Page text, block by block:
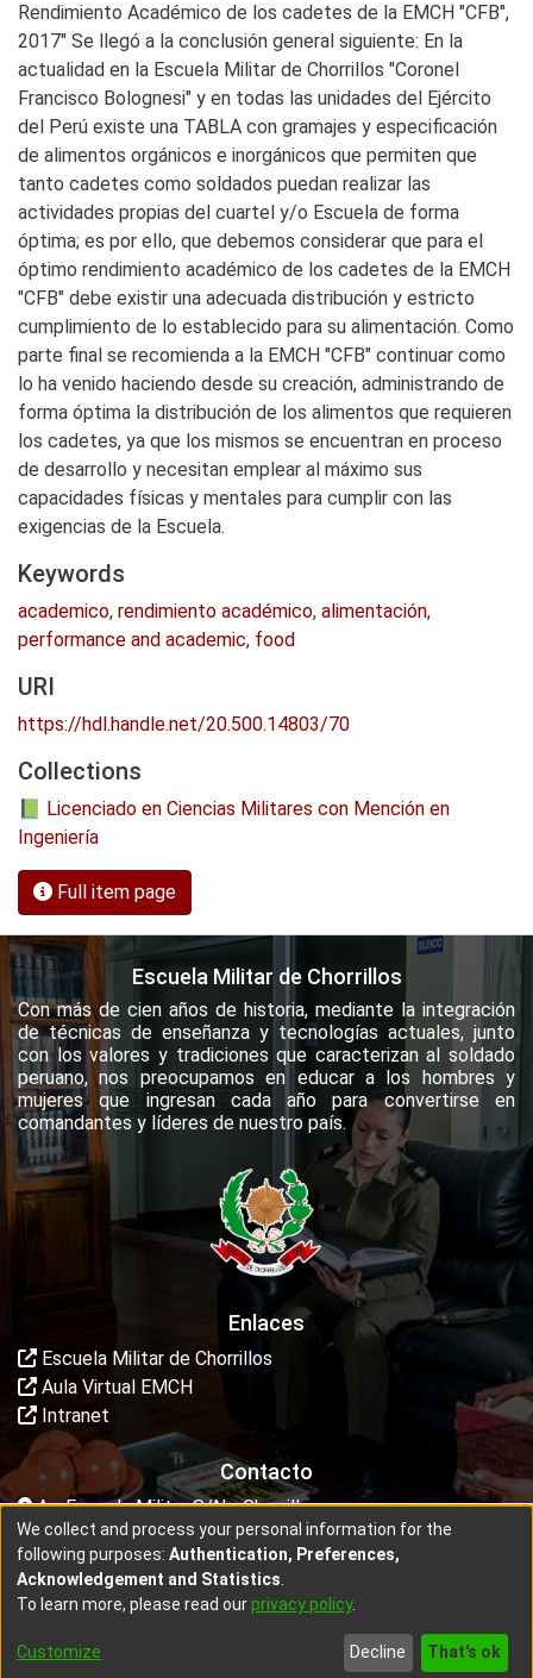
Rendimiento Académico de los cadetes de la EMCH "CFB",
2017" Se llegó a la conclusión general siguiente: En la
actualidad en la Escuela Militar de Chorrillos "Coronel
Francisco Bolognesi" y en todas las unidades del Ejército
del Perú existe una TABLA con gramajes y especificación
de alimentos orgánicos e inorgánicos que permiten que
tanto cadetes como soldados puedan realizar las
actividades propias del cuartel y/o Escuela de forma
óptima; es por ello, que debemos considerar que para el
óptimo rendimiento académico de los cadetes de la EMCH
"CFB" debe existir una adecuada distribución y estricto
cumplimiento de lo establecido para su alimentación. Como
parte final se recomienda a la EMCH "CFB" continuar como
lo ha venido haciendo desde su creación, administrando de
forma óptima la distribución de los alimentos que requieren
los cadetes, ya que los mismos se encuentran en proceso
de desarrollo y necesitan emplear al máximo sus
capacidades físicas y mentales para cumplir con las
exigencias de la Escuela.
Keywords
academico, rendimiento académico, alimentación,
performance and academic, food
URI
https://hdl.handle.net/20.500.14803/70
Collections
📗 Licenciado en Ciencias Militares con Mención en
Ingeniería
Full item page
Escuela Militar de Chorrillos
Con más de cien años de historia, mediante la integración
de técnicas de enseñanza y tecnologías actuales, junto
con los valores y tradiciones que caracterizan al soldado
peruano, nos preocupamos en educar a los hombres y
mujeres que ingresan cada año para convertirse en
comandantes y líderes de nuestro país.
Enlaces
Escuela Militar de Chorrillos
Aula Virtual EMCH
Intranet
Contacto
Av. Escuela Militar S/N - Chorrillos
dptodeinvestigacion@escuelamilitar.edu.pe
copyright © 2002-2026 - Diseñado porIntekta
Cookie settings Send Feedback
We collect and process your personal information for the
following purposes: Authentication, Preferences,
Acknowledgement and Statistics
To learn more, please read ourprivacy policy.
Customize Decline That's ok